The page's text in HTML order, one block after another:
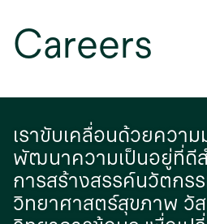
Careers
เราขับเคลื่อนด้วยความ
พัฒนาความเป็นอยู่ที่ดี
การสร้างสรรค์นวัตกร
วิทยาศาสตร์สุขภาพ วั